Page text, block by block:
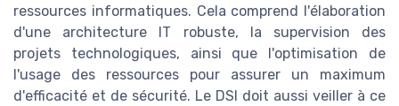
ressources informatiques. Cela comprend l'élaboration
d'une architecture IT robuste, la supervision des
projets technologiques, ainsi que l'optimisation de
l'usage des ressources pour assurer un maximum
d'efficacité et de sécurité. Le DSI doit aussi veiller à ce